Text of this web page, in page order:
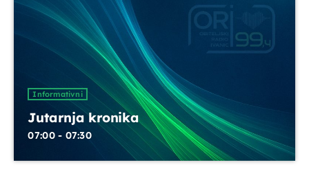
Informativni
Jutarnja kronika
07:00 - 07:30